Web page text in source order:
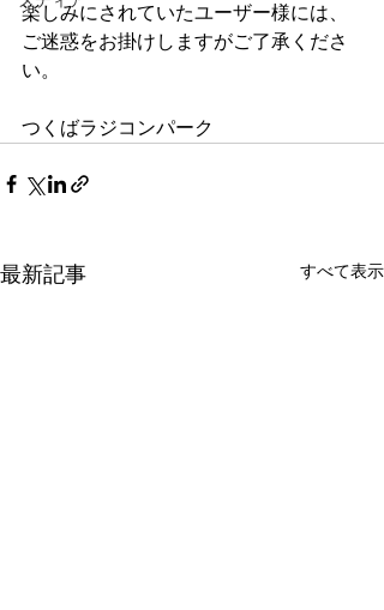
楽しみにされていたユーザー様には、
ご迷惑をお掛けしますがご了承くださ
い。
つくばラジコンパーク
最新記事 すべて表示